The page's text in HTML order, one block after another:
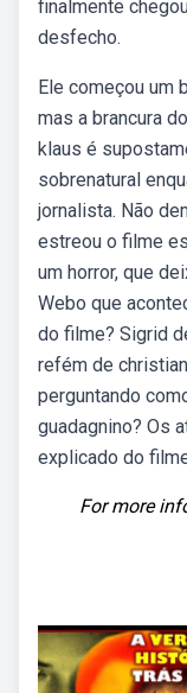
finalmente
desfecho.
Ele começou um
mas a brancura
klaus é
sobrenatural
jornalista. Não
estreou o filme
um horror, que
Webo que
do filme? Sigrid
refém de
perguntando
guadagnino? Os
explicado do
For more